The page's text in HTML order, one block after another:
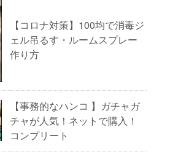
【コロナ対策】100均で消毒ジ
ェル吊るす・ルームスプレー
作り方
【事務的なハンコ 】ガチャガ
チャが人気！ネットで購入！
コンプリート